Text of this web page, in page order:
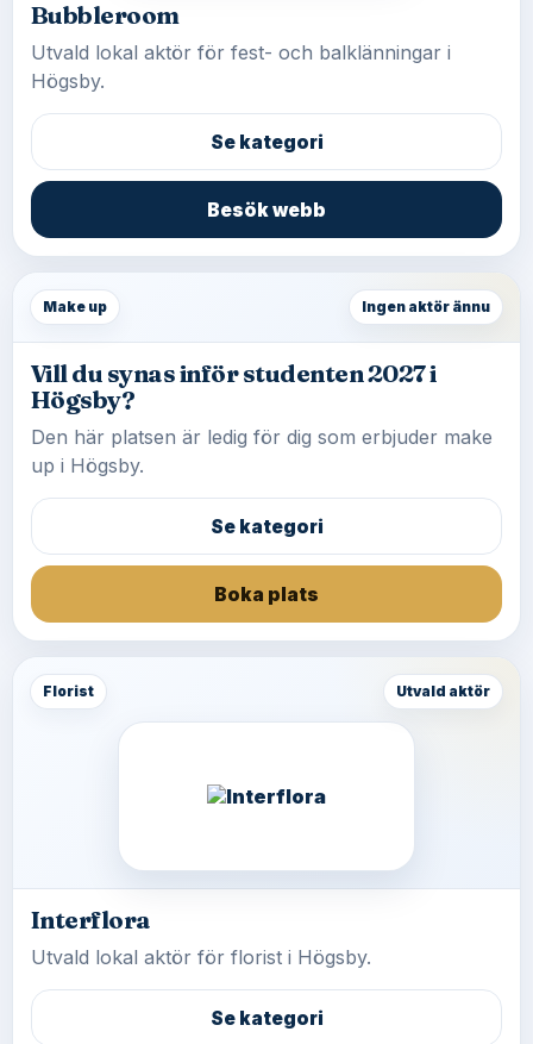
Bubbleroom
Utvald lokal aktör för fest- och balklänningar i
Högsby.
Se kategori
Besök webb
Make up Ingen aktör ännu
Vill du synas inför studenten 2027 i
Högsby?
Den här platsen är ledig för dig som erbjuder make
up i Högsby.
Se kategori
Boka plats
Florist Utvald aktör
Interflora
Utvald lokal aktör för florist i Högsby.
Se kategori